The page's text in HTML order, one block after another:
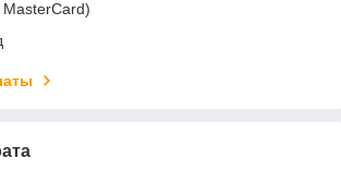
MasterCard)